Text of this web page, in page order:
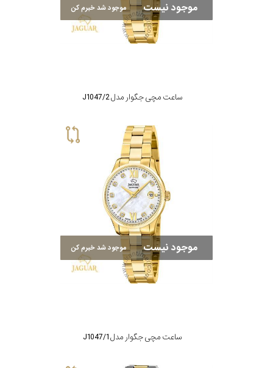
موجود نیست موجود شد خبرم کن
ساعت مچی جگوار مدل J1047/2
موجود نیست موجود شد خبرم کن
ساعت مچی جگوار مدل J1047/1